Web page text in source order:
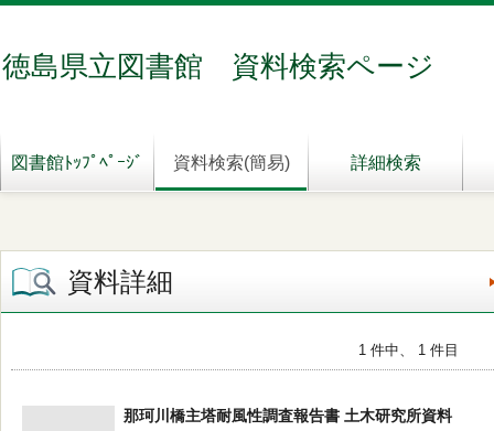
徳島県立図書館 資料検索ページ
図書館ﾄｯﾌﾟﾍﾟｰｼﾞ 資料検索(簡易) 詳細検索
資料詳細
1 件中、 1 件目
那珂川橋主塔耐風性調査報告書 土木研究所資料